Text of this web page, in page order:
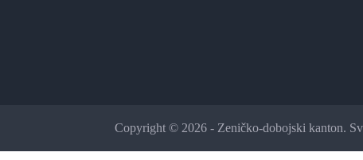
Copyright © 2026 - Zeničko-dobojski kanton.